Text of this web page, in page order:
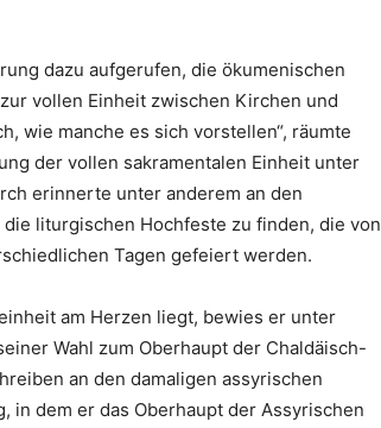
dazu aufgerufen, die ökumenischen
vollen Einheit zwischen Kirchen und
wie manche es sich vorstellen“, räumte
der vollen sakramentalen Einheit unter
erinnerte unter anderem an den
liturgischen Hochfeste zu finden, die von
Tagen gefeiert werden.
am Herzen liegt, bewies er unter
Wahl zum Oberhaupt der Chaldäisch-
an den damaligen assyrischen
in dem er das Oberhaupt der Assyrischen